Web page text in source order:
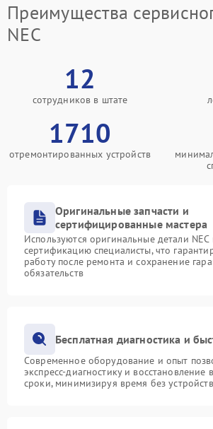
Преимущества
NEC
12
сотрудников в штате
1710
отремонтированных устройств
Оригинальные запчасти и
сертифицированные мастера
Используются оригинальные детали
сертификацию специалисты, что
работу после ремонта и сохранение
обязательств
Бесплатная диагностика и
Современное оборудование и опыт
экспресс-диагностику и восстановление
сроки, минимизируя время без